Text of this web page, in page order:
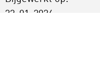
22-01-2026